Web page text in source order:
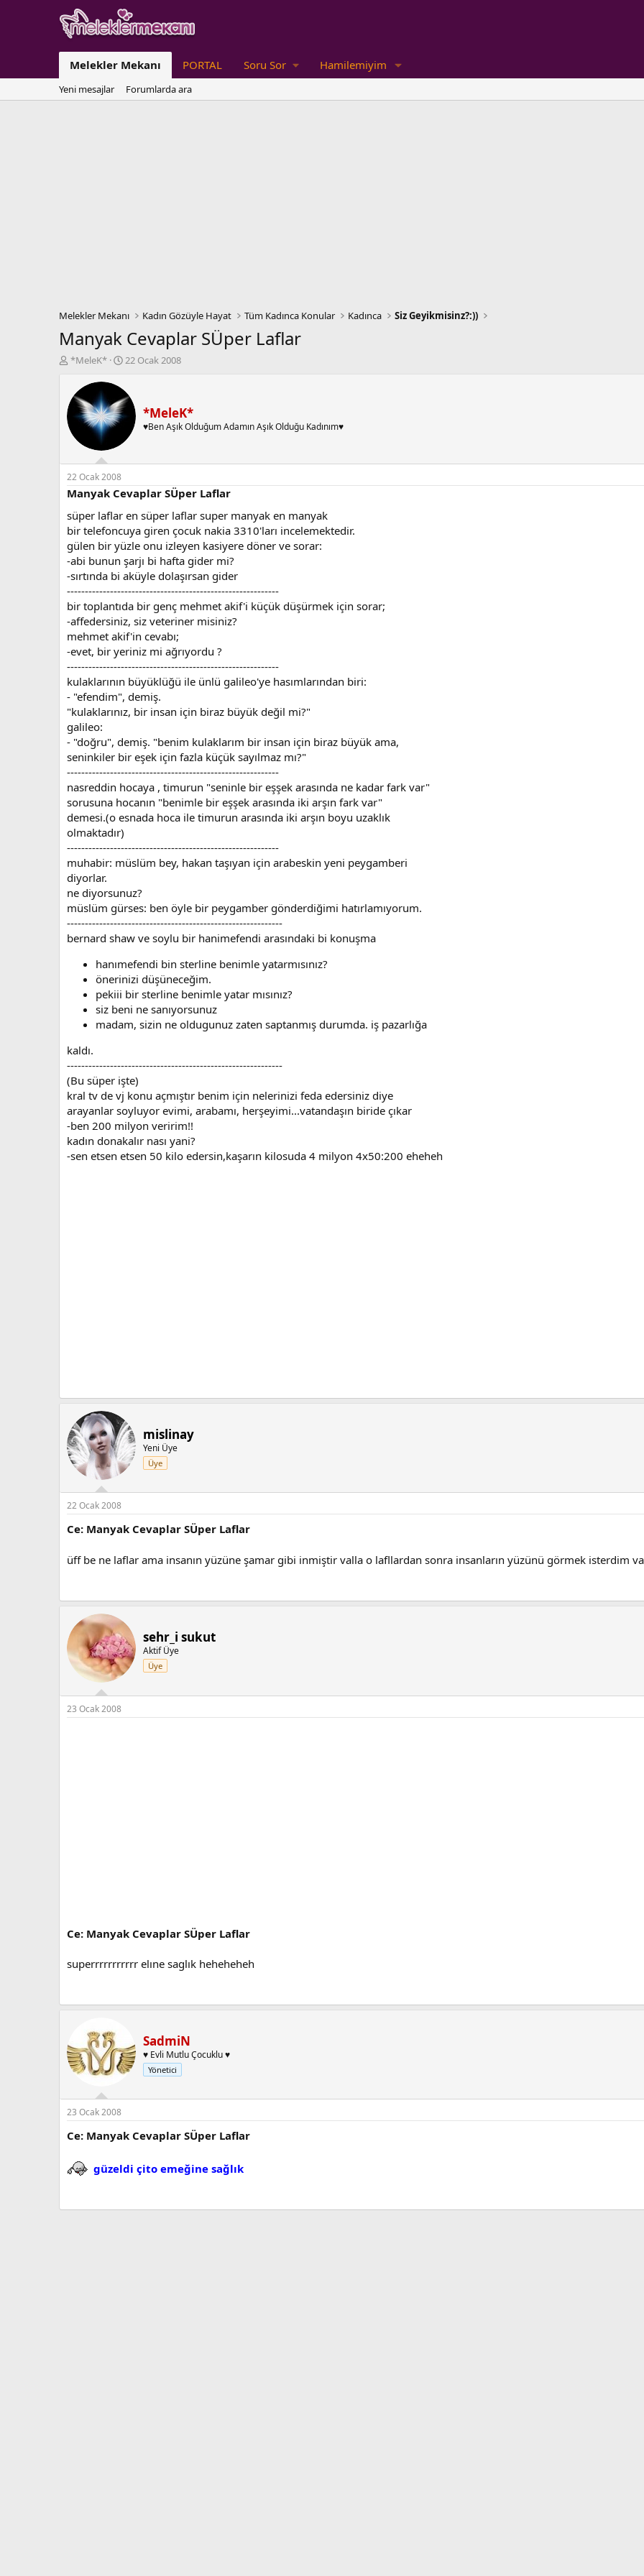
Melekler Mekanı PORTAL Soru Sor Hamilemiyim
Yeni mesajlar Forumlarda ara
Melekler Mekanı Kadın Gözüyle Hayat Tüm Kadınca Konular Kadınca Siz Geyikmisinz?:))
Manyak Cevaplar SÜper Laflar
K
b
u
a
ş
l
a
t
a
n
*MeleK*
B
l
g
ç
a
r
i
h
i
22 Ocak 2008
*MeleK*
♥Ben Aşık Olduğum Adamın Aşık Olduğu Kadınım♥
22 Ocak 2008
Manyak Cevaplar SÜper Laflar
süper laflar en süper laflar super manyak en manyak
bir telefoncuya giren çocuk nakia 3310'ları incelemektedir.
gülen bir yüzle onu izleyen kasiyere döner ve sorar:
-abi bunun şarjı bi hafta gider mi?
-sırtında bi aküyle dolaşırsan gider
-----------------------------------------------------------
bir toplantıda bir genç mehmet akif'i küçük düşürmek için sorar;
-affedersiniz, siz veteriner misiniz?
mehmet akif'in cevabı;
-evet, bir yeriniz mi ağrıyordu ?
-----------------------------------------------------------
kulaklarının büyüklüğü ile ünlü galileo'ye hasımlarından biri:
- "efendim", demiş.
"kulaklarınız, bir insan için biraz büyük değil mi?"
galileo:
- "doğru", demiş. "benim kulaklarım bir insan için biraz büyük ama,
seninkiler bir eşek için fazla küçük sayılmaz mı?"
-----------------------------------------------------------
nasreddin hocaya , timurun "seninle bir eşşek arasında ne kadar fark var"
sorusuna hocanın "benimle bir eşşek arasında iki arşın fark var"
demesi.(o esnada hoca ile timurun arasında iki arşın boyu uzaklık
olmaktadır)
-----------------------------------------------------------
muhabir: müslüm bey, hakan taşıyan için arabeskin yeni peygamberi
diyorlar.
ne diyorsunuz?
müslüm gürses: ben öyle bir peygamber gönderdiğimi hatırlamıyorum.
------------------------------------------------------------
bernard shaw ve soylu bir hanimefendi arasındaki bi konuşma
hanımefendi bin sterline benimle yatarmısınız?
önerinizi düşüneceğim.
pekiii bir sterline benimle yatar mısınız?
siz beni ne sanıyorsunuz
madam, sizin ne oldugunuz zaten saptanmış durumda. iş pazarlığa
kaldı.
------------------------------------------------------------
(Bu süper işte)
kral tv de vj konu açmıştır benim için nelerinizi feda edersiniz diye
arayanlar soyluyor evimi, arabamı, herşeyimi...vatandaşın biride çıkar
-ben 200 milyon veririm!!
kadın donakalır nası yani?
-sen etsen etsen 50 kilo edersin,kaşarın kilosuda 4 milyon 4x50:200 eheheh
mislinay
Yeni Üye
Üye
22 Ocak 2008
Ce: Manyak Cevaplar SÜper Laflar
üff be ne laflar ama insanın yüzüne şamar gibi inmiştir valla o lafllardan sonra insanların yüzünü görmek isterdim
sehr_i sukut
Aktif Üye
Üye
23 Ocak 2008
Ce: Manyak Cevaplar SÜper Laflar
superrrrrrrrrrr elıne saglık heheheheh
SadmiN
♥ Evli Mutlu Çocuklu ♥
Yönetici
23 Ocak 2008
Ce: Manyak Cevaplar SÜper Laflar
güzeldi çito emeğine sağlık